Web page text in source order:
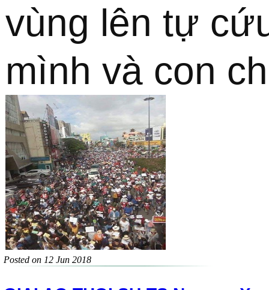
vùng lên tự
mình và con
Posted on 12 Jun 2018